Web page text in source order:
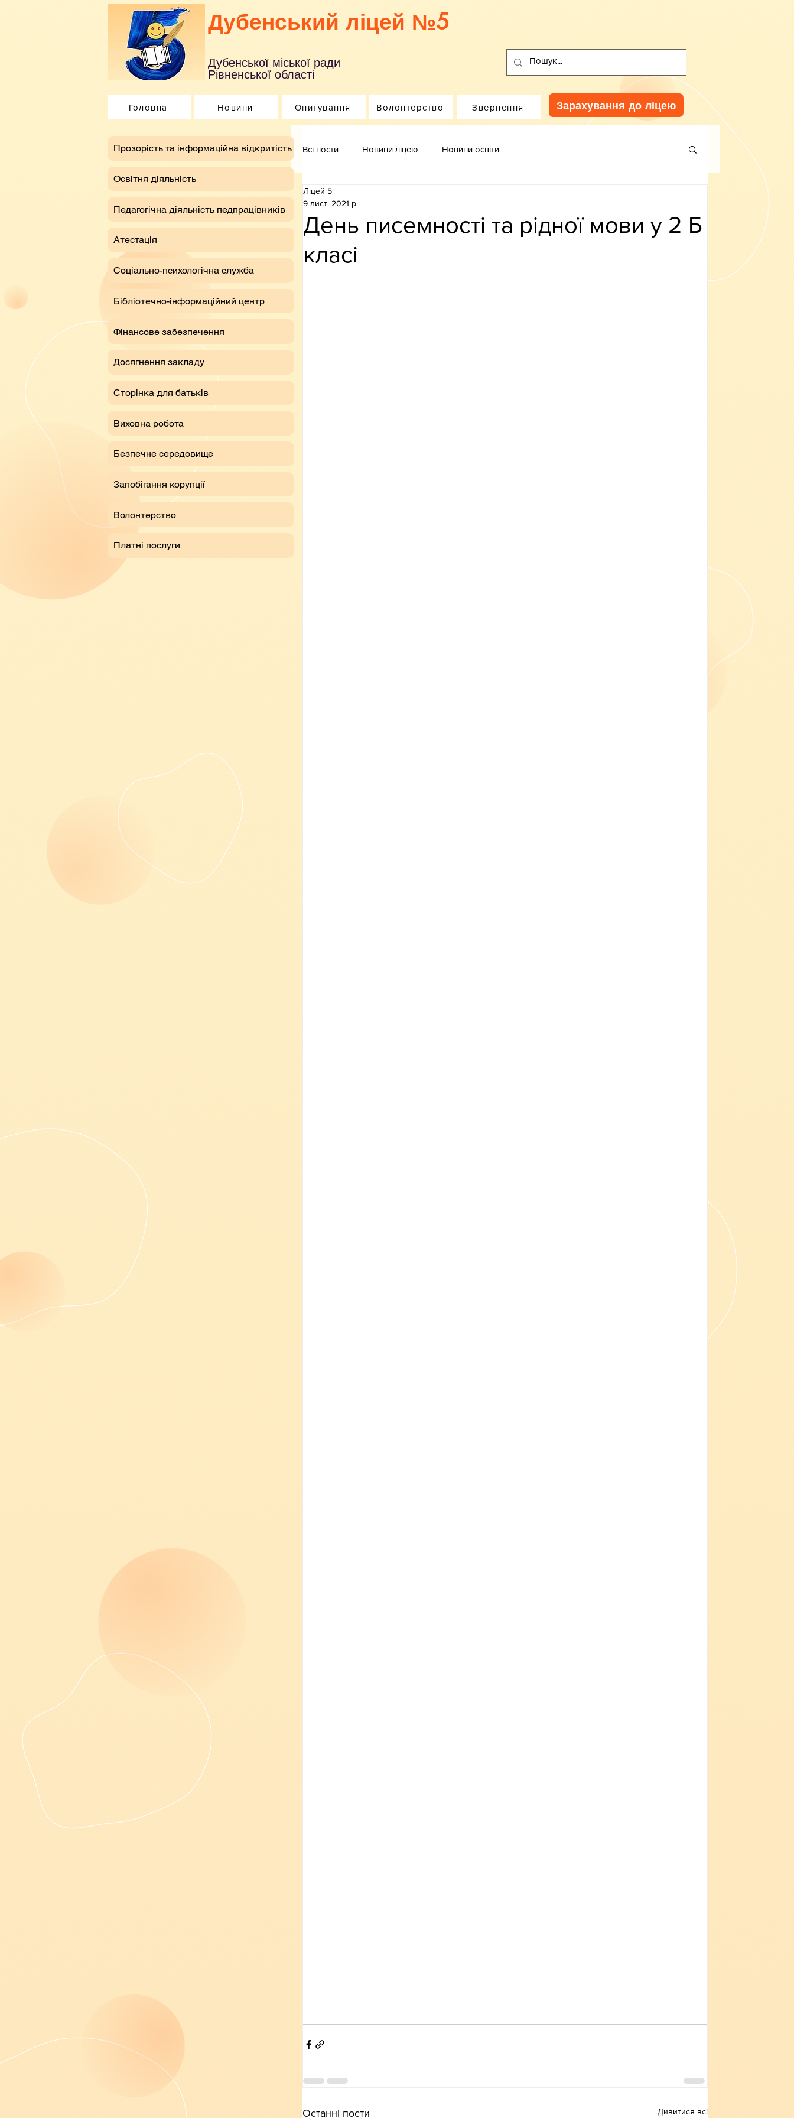
Дубенський ліцей №5
Дубенської міської ради
Рівненської області
Головна Новини Опитування Волонтерство Звернення Зарахування до ліцею
Всі пости Новини ліцею Новини освіти
День писемності та рідної мови у 2 Б
класі
Ліцей 5
9 лист. 2021 р.
Останні пости Дивитися всі
​Прозорість та інформаційна відкритість
Освітня діяльність
Педагогічна діяльність педпрацівників
Атестація
Соціально-психологічна служба
Бібліотечно-інформаційний центр
Фінансове забезпечення
Досягнення закладу
Сторінка для батьків
Виховна робота
Безпечне середовище
Запобігання корупції
Волонтерство
Платні послуги